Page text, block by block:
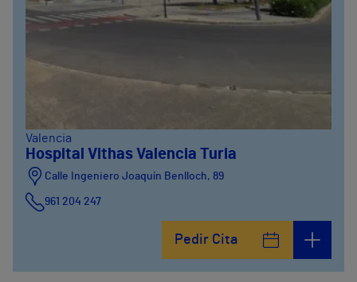
Valencia
Hospital Vithas Valencia Turia
Calle Ingeniero Joaquín Benlloch, 89
961 204 247
Pedir Cita